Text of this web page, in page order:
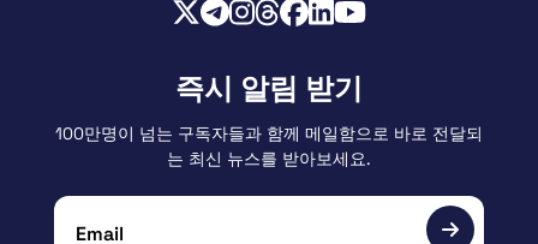
즉시 알림 받기
100만명이 넘는 구독자들과 함께 메일함으로 바로 전달되
는 최신 뉴스를 받아보세요.